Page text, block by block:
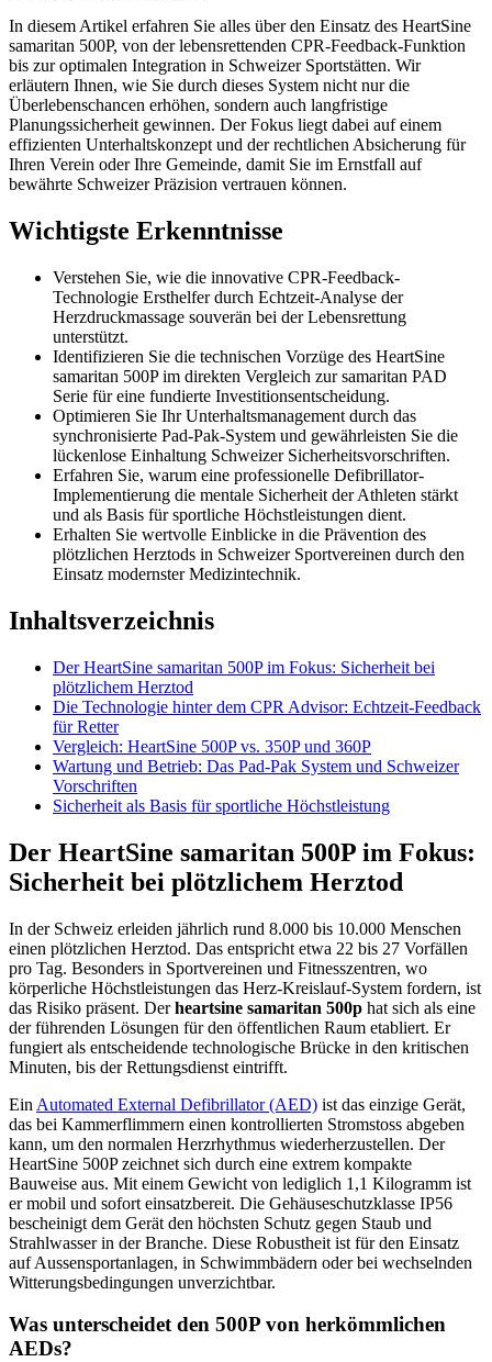
In diesem Artikel erfahren Sie alles über den Einsatz des HeartSine
samaritan 500P, von der lebensrettenden CPR-Feedback-Funktion
bis zur optimalen Integration in Schweizer Sportstätten. Wir
erläutern Ihnen, wie Sie durch dieses System nicht nur die
Überlebenschancen erhöhen, sondern auch langfristige
Planungssicherheit gewinnen. Der Fokus liegt dabei auf einem
effizienten Unterhaltskonzept und der rechtlichen Absicherung für
Ihren Verein oder Ihre Gemeinde, damit Sie im Ernstfall auf
bewährte Schweizer Präzision vertrauen können.
Wichtigste Erkenntnisse
Verstehen Sie, wie die innovative CPR-Feedback-
Technologie Ersthelfer durch Echtzeit-Analyse der
Herzdruckmassage souverän bei der Lebensrettung
unterstützt.
Identifizieren Sie die technischen Vorzüge des HeartSine
samaritan 500P im direkten Vergleich zur samaritan PAD
Serie für eine fundierte Investitionsentscheidung.
Optimieren Sie Ihr Unterhaltsmanagement durch das
synchronisierte Pad-Pak-System und gewährleisten Sie die
lückenlose Einhaltung Schweizer Sicherheitsvorschriften.
Erfahren Sie, warum eine professionelle Defibrillator-
Implementierung die mentale Sicherheit der Athleten stärkt
und als Basis für sportliche Höchstleistungen dient.
Erhalten Sie wertvolle Einblicke in die Prävention des
plötzlichen Herztods in Schweizer Sportvereinen durch den
Einsatz modernster Medizintechnik.
Inhaltsverzeichnis
Der HeartSine samaritan 500P im Fokus: Sicherheit bei
plötzlichem Herztod
Die Technologie hinter dem CPR Advisor: Echtzeit-Feedback
für Retter
Vergleich: HeartSine 500P vs. 350P und 360P
Wartung und Betrieb: Das Pad-Pak System und Schweizer
Vorschriften
Sicherheit als Basis für sportliche Höchstleistung
Der HeartSine samaritan 500P im Fokus:
Sicherheit bei plötzlichem Herztod
In der Schweiz erleiden jährlich rund 8.000 bis 10.000 Menschen
einen plötzlichen Herztod. Das entspricht etwa 22 bis 27 Vorfällen
pro Tag. Besonders in Sportvereinen und Fitnesszentren, wo
körperliche Höchstleistungen das Herz-Kreislauf-System fordern, ist
das Risiko präsent. Derheartsine samaritan 500p hat sich als eine
der führenden Lösungen für den öffentlichen Raum etabliert. Er
fungiert als entscheidende technologische Brücke in den kritischen
Minuten, bis der Rettungsdienst eintrifft.
Ein Automated External Defibrillator (AED) ist das einzige Gerät,
das bei Kammerflimmern einen kontrollierten Stromstoss abgeben
kann, um den normalen Herzrhythmus wiederherzustellen. Der
HeartSine 500P zeichnet sich durch eine extrem kompakte
Bauweise aus. Mit einem Gewicht von lediglich 1,1 Kilogramm ist
er mobil und sofort einsatzbereit. Die Gehäuseschutzklasse IP56
bescheinigt dem Gerät den höchsten Schutz gegen Staub und
Strahlwasser in der Branche. Diese Robustheit ist für den Einsatz
auf Aussensportanlagen, in Schwimmbädern oder bei wechselnden
Witterungsbedingungen unverzichtbar.
Was unterscheidet den 500P von herkömmlichen
AEDs?